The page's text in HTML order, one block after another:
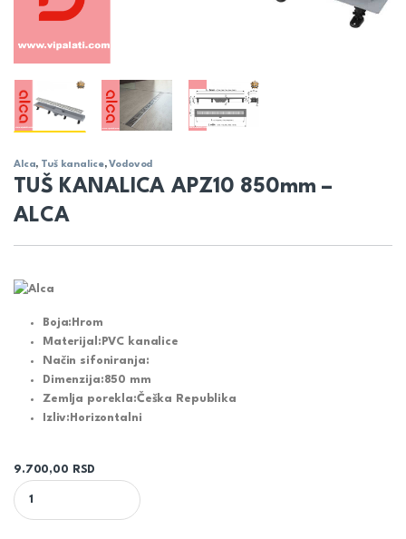
Alca, Tuš kanalice,Vodovod
TUŠ KANALICA APZ10 850mm –
ALCA
Boja: Hrom
Materijal: PVC kanalice
Način sifoniranja:
Dimenzija:850 mm
Zemlja porekla:Češka Republika
Izliv: Horizontalni
9.700,00
RSD
TUŠ KANALICA APZ10 850mm - ALCA quantity